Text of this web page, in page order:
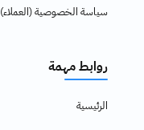
سياسة الخصوصية (العملاء)
روابط مهمة
الرئيسية